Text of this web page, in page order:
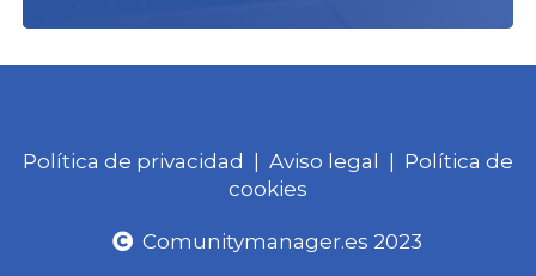
Política de privacidad Aviso legal
Política de
cookies
Comunitymanager.es 2023